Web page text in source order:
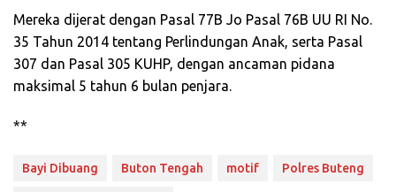
Mereka dijerat dengan Pasal 77B Jo Pasal 76B UU RI No.
35 Tahun 2014 tentang Perlindungan Anak, serta Pasal
307 dan Pasal 305 KUHP, dengan ancaman pidana
maksimal 5 tahun 6 bulan penjara.
**
Bayi Dibuang Buton Tengah motif Polres Buteng